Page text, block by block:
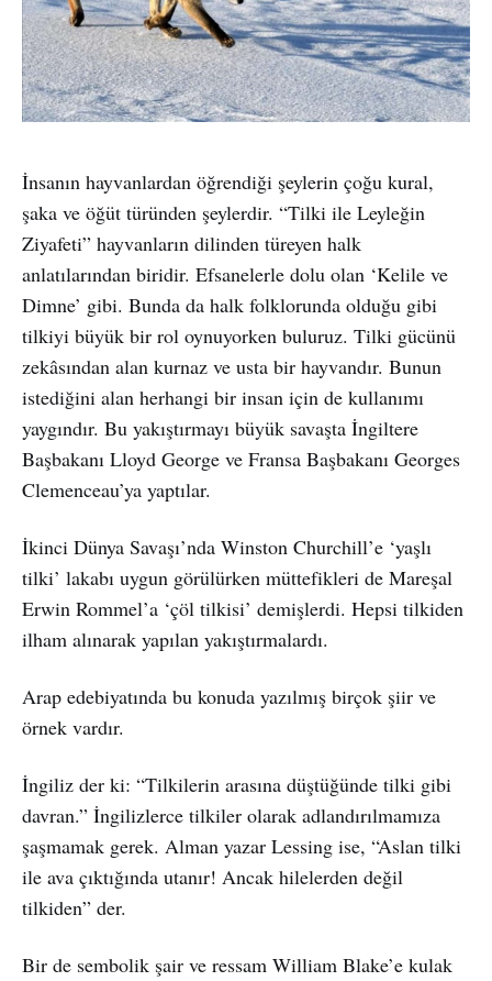
İnsanın hayvanlardan öğrendiği şeylerin çoğu kural,
şaka ve öğüt türünden şeylerdir. “Tilki ile Leyleğin
Ziyafeti” hayvanların dilinden türeyen halk
anlatılarından biridir. Efsanelerle dolu olan ‘Kelile ve
Dimne’ gibi. Bunda da halk folklorunda olduğu gibi
tilkiyi büyük bir rol oynuyorken buluruz. Tilki gücünü
zekâsından alan kurnaz ve usta bir hayvandır. Bunun
istediğini alan herhangi bir insan için de kullanımı
yaygındır. Bu yakıştırmayı büyük savaşta İngiltere
Başbakanı Lloyd George ve Fransa Başbakanı Georges
Clemenceau’ya yaptılar.
İkinci Dünya Savaşı’nda Winston Churchill’e ‘yaşlı
tilki’ lakabı uygun görülürken müttefikleri de Mareşal
Erwin Rommel’a ‘çöl tilkisi’ demişlerdi. Hepsi tilkiden
ilham alınarak yapılan yakıştırmalardı.
Arap edebiyatında bu konuda yazılmış birçok şiir ve
örnek vardır.
İngiliz der ki: “Tilkilerin arasına düştüğünde tilki gibi
davran.” İngilizlerce tilkiler olarak adlandırılmamıza
şaşmamak gerek. Alman yazar Lessing ise, “Aslan tilki
ile ava çıktığında utanır! Ancak hilelerden değil
tilkiden” der.
Bir de sembolik şair ve ressam William Blake’e kulak